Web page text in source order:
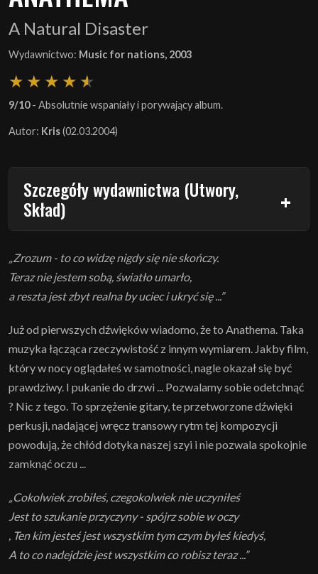
A Natural Disaster
Wydawnictwo: Music for nations, 2003
9/10- Absolutnie wspaniały i porywający album.
Autor: Kris(02.03.2004)
Szczegóły wydawnictwa (Utwory,
Skład)
„Zrozum - to co widzę nigdy się nie skończy.
Teraz nie jestem sobą, światło umarło,
a reszta jest zbyt realna by uciec i ukryć się ...”
Już od pierwszych dźwięków wiadomo, że to Anathema. Taka
muzyka łącząca rzeczywistość z innym wymiarem. Jakby film,
który w nocy oglądałeś w samotności, nagle okazał się być
prawdziwy. I pukanie do drzwi ... Pozwalamy sobie odetchnąć
? Nic z tego. To sprzężenie gitary, te przetworzone dźwięki
perkusji, nadającej wręcz transowy rytm tej kompozycji
powodują, że chłód dotyka naszej szyi i nie pozwala spokojnie
zamknąć oczu ...
„Cokolwiek zrobiłeś, czegokolwiek nie uczyniłeś
Jest to szukanie przyczyny - spójrz sobie w oczy
, Ten kim jesteś jest wszystkim tym czym byłeś kiedyś,
A to co nadejdzie jest wszystkim co robisz teraz ...”